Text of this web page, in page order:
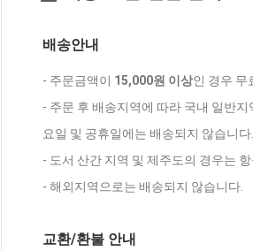
배송안내
- 주문금액이 15,000원 이상인 경우 무
- 주문 후 배송지역에 따라 국내 일반
요일 및 공휴일에는 배송되지 않습니다
- 도서 산간 지역 및 제주도의 경우는
- 해외지역으로는 배송되지 않습니다.
교환/환불 안내